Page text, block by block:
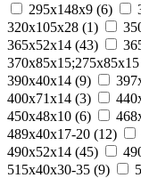
295х148х9 (6)
320x105x28 (1)
365x52x14 (43)
370х85х15;275х85х15
390x40x14 (9)
400х71х14 (3)
450x48x10 (6)
489x40x17-20 (12)
490x52x14 (45)
515x40x30-35 (9)